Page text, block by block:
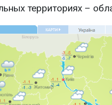
территориях –